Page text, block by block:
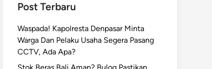
Post Terbaru
Waspada! Kapolresta Denpasar Minta
Warga Dan Pelaku Usaha Segera Pasang
CCTV, Ada Apa?